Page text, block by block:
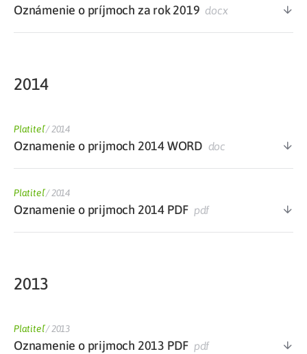
Oznámenie o príjmoch za rok 2019 docx
2014
Platiteľ/2014
Oznamenie o prijmoch 2014 WORD doc
Platiteľ/2014
Oznamenie o prijmoch 2014 PDF pdf
2013
Platiteľ/2013
Oznamenie o prijmoch 2013 PDF pdf